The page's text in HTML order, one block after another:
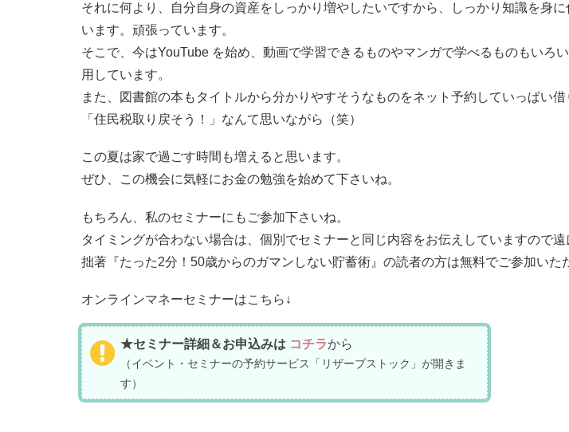
それに何より、自分自身の資産をしっかり増やしたいですから、しっかり知識を身
います。頑張っています。
そこで、今はYouTube を始め、動画で学習できるものやマンガで学べるものもいろ
用しています。
また、図書館の本もタイトルから分かりやすそうなものをネット予約していっぱい借
「住民税取り戻そう！」なんて思いながら（笑）
この夏は家で過ごす時間も増えると思います。
ぜひ、この機会に気軽にお金の勉強を始めて下さいね。
もちろん、私のセミナーにもご参加下さいね。
タイミングが合わない場合は、個別でセミナーと同じ内容をお伝えしていますので遠
拙著『たった2分！50歳からのガマンしない貯蓄術』の読者の方は無料でご参加いた
オンラインマネーセミナーはこちら↓
★セミナー詳細＆お申込みは コチラから
（イベント・セミナーの予約サービス「リザーブストック」が開きま
す）